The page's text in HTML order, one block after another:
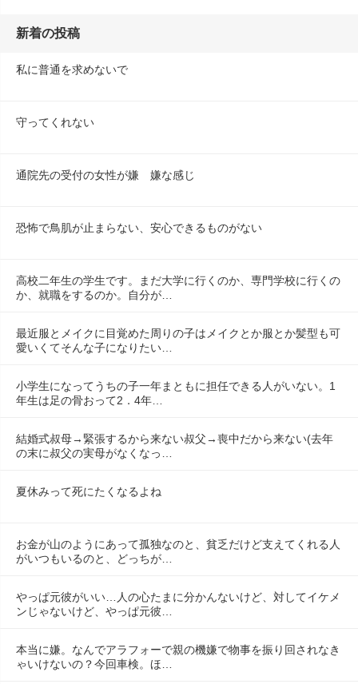
新着の投稿
私に普通を求めないで
守ってくれない
通院先の受付の女性が嫌　嫌な感じ
恐怖で鳥肌が止まらない、安心できるものがない
高校二年生の学生です。まだ大学に行くのか、専門学校に行くの
か、就職をするのか。自分が…
最近服とメイクに目覚めた周りの子はメイクとか服とか髪型も可
愛いくてそんな子になりたい…
小学生になってうちの子一年まともに担任できる人がいない。1
年生は足の骨おって2．4年…
結婚式叔母→緊張するから来ない叔父→喪中だから来ない(去年
の末に叔父の実母がなくなっ…
夏休みって死にたくなるよね
お金が山のようにあって孤独なのと、貧乏だけど支えてくれる人
がいつもいるのと、どっちが…
やっぱ元彼がいい…人の心たまに分かんないけど、対してイケメ
ンじゃないけど、やっぱ元彼…
本当に嫌。なんでアラフォーで親の機嫌で物事を振り回されなき
ゃいけないの？今回車検。ほ…